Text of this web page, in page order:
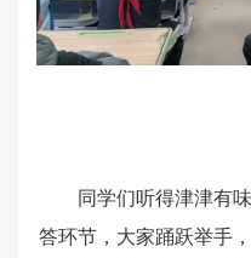
同学们听得津津有味
答环节，大家踊跃举手